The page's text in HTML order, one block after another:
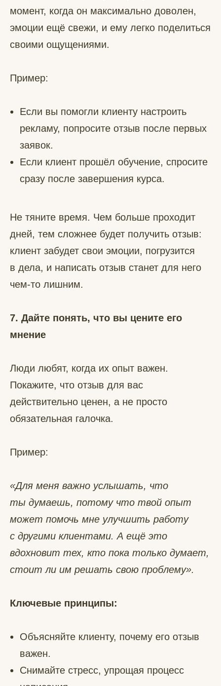
момент, когда он максимально доволен,
эмоции ещё свежи, и ему легко поделиться
своими ощущениями.
Пример:
Если вы помогли клиенту настроить
рекламу, попросите отзыв после первых
заявок.
Если клиент прошёл обучение, спросите
сразу после завершения курса.
Не тяните время. Чем больше проходит
дней, тем сложнее будет получить отзыв:
клиент забудет свои эмоции, погрузится
в дела, и написать отзыв станет для него
чем-то лишним.
7. Дайте понять, что вы цените его
мнение
Люди любят, когда их опыт важен.
Покажите, что отзыв для вас
действительно ценен, а не просто
обязательная галочка.
Пример:
«Для меня важно услышать, что
ты думаешь, потому что твой опыт
может помочь мне улучшить работу
с другими клиентами. А ещё это
вдохновит тех, кто пока только думает,
стоит ли им решать свою проблему».
Ключевые принципы:
Объясняйте клиенту, почему его отзыв
важен.
Снимайте стресс, упрощая процесс